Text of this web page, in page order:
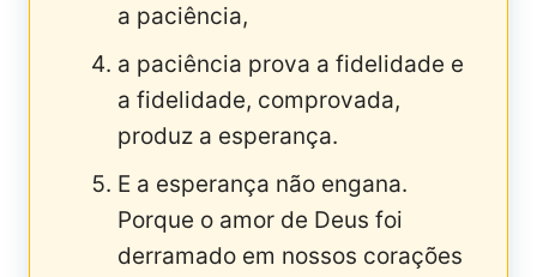
a paciência,
a paciência prova a fidelidade e
a fidelidade, comprovada,
produz a esperança.
E a esperança não engana.
Porque o amor de Deus foi
derramado em nossos corações